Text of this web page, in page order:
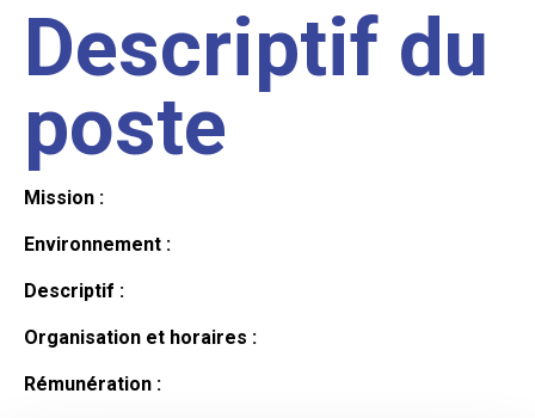
Descriptif du
poste
Mission :
Environnement :
Descriptif :
Organisation et horaires :
Rémunération :